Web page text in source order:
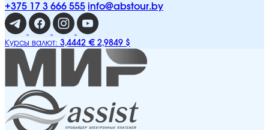
+375 17 3 666 555 info@abstour.by
Курсы валют: 3,4442 € 2,9849 $